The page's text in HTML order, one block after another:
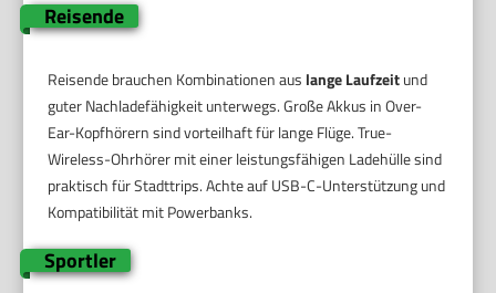
Reisende
Reisende brauchen Kombinationen aus lange Laufzeitund
guter Nachladefähigkeit unterwegs. Große Akkus in Over-
Ear-Kopfhörern sind vorteilhaft für lange Flüge. True-
Wireless-Ohrhörer mit einer leistungsfähigen Ladehülle sind
praktisch für Stadttrips. Achte auf USB-C-Unterstützung und
Kompatibilität mit Powerbanks.
Sportler